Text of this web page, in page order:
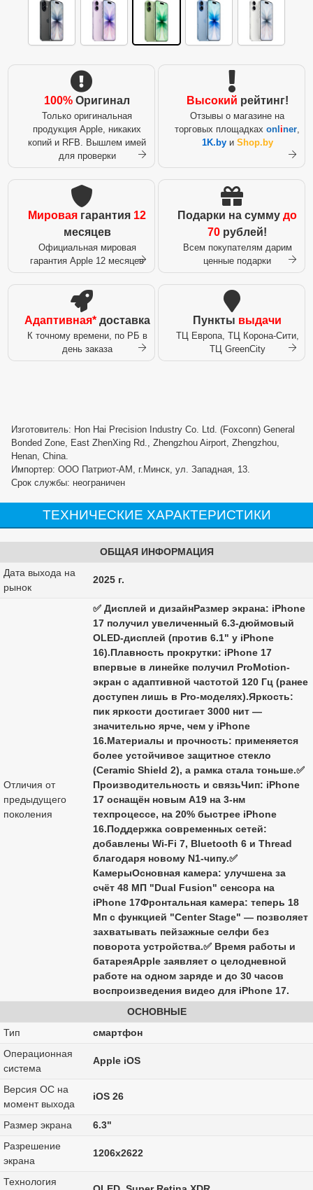
100% Оригинал
Только оригинальная
продукция Apple, никаких
копий и RFB. Вышлем имей
для проверки
Высокий рейтинг!
Отзывы о магазине на
торговых площадках onl iner,
1K.byи Shop.by
Мировая гарантия 12
месяцев
Официальная мировая
гарантия Apple 12 месяцев
Подарки на сумму до
70 рублей!
Всем покупателям дарим
ценные подарки
Адаптивная*доставка
К точному времени, по РБ в
день заказа
Пункты выдачи
ТЦ Европа, ТЦ Корона-Сити,
ТЦ GreenCity
Изготовитель: Hon Hai Precision Industry Co. Ltd. (Foxconn) General
Bonded Zone, East ZhenXing Rd., Zhengzhou Airport, Zhengzhou,
Henan, China.
Импортер: ООО Патриот-АМ, г.Минск, ул. Западная, 13.
Срок службы: неограничен
ТЕХНИЧЕСКИЕ ХАРАКТЕРИСТИКИ
ОБЩАЯ ИНФОРМАЦИЯ
Дата выхода на
рынок
2025 г.
Отличия от
предыдущего
поколения
✅ Дисплей и дизайнРазмер экрана: iPhone
17 получил увеличенный 6.3-дюймовый
OLED-дисплей (против 6.1" у iPhone
16).Плавность прокрутки: iPhone 17
впервые в линейке получил ProMotion-
экран с адаптивной частотой 120 Гц (ранее
доступен лишь в Pro-моделях).Яркость:
пик яркости достигает 3000 нит —
значительно ярче, чем у iPhone
16.Материалы и прочность: применяется
более устойчивое защитное стекло
(Ceramic Shield 2), а рамка стала тоньше.✅
Производительность и связьЧип: iPhone
17 оснащён новым A19 на 3-нм
техпроцессе, на 20% быстрее iPhone
16.Поддержка современных сетей:
добавлены Wi-Fi 7, Bluetooth 6 и Thread
благодаря новому N1-чипу.✅
КамерыОсновная камера: улучшена за
счёт 48 МП "Dual Fusion" сенсора на
iPhone 17Фронтальная камера: теперь 18
Мп с функцией "Center Stage" — позволяет
захватывать пейзажные селфи без
поворота устройства.✅ Время работы и
батареяApple заявляет о целодневной
работе на одном заряде и до 30 часов
воспроизведения видео для iPhone 17.
ОСНОВНЫЕ
Тип
смартфон
Операционная
система
Apple iOS
Версия ОС на
момент выхода
iOS 26
Размер экрана
6.3"
Разрешение
экрана
1206x2622
Технология